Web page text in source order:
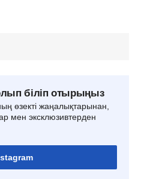
біліп отырыңыз
өзекті жаңалықтарынан,
мен эксклюзивтерден